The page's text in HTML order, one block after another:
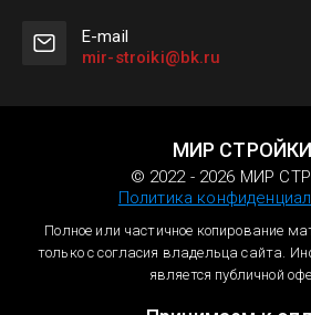
Е-mail
mir-stroiki@bk.ru
МИР СТРОЙКИ
© 2022 - 2026 МИР
Политика
Полное или частичное копирование
только с согласия владельца сайта.
является публичной